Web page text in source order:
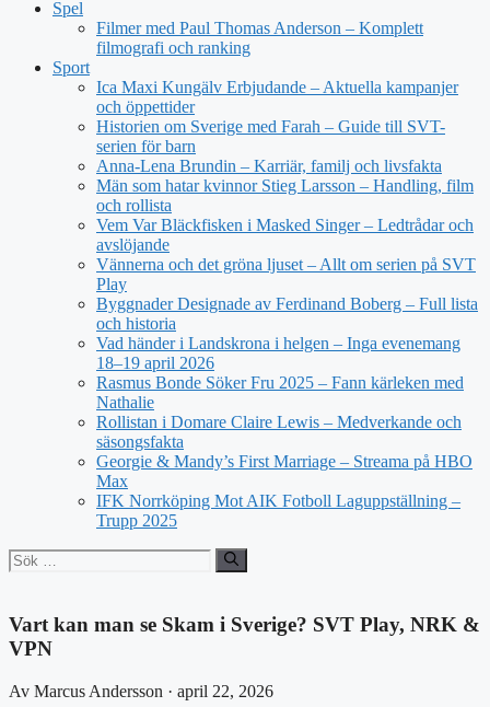
Spel
Filmer med Paul Thomas Anderson – Komplett
filmografi och ranking
Sport
Ica Maxi Kungälv Erbjudande – Aktuella kampanjer
och öppettider
Historien om Sverige med Farah – Guide till SVT-
serien för barn
Anna-Lena Brundin – Karriär, familj och livsfakta
Män som hatar kvinnor Stieg Larsson – Handling, film
och rollista
Vem Var Bläckfisken i Masked Singer – Ledtrådar och
avslöjande
Vännerna och det gröna ljuset – Allt om serien på SVT
Play
Byggnader Designade av Ferdinand Boberg – Full lista
och historia
Vad händer i Landskrona i helgen – Inga evenemang
18–19 april 2026
Rasmus Bonde Söker Fru 2025 – Fann kärleken med
Nathalie
Rollistan i Domare Claire Lewis – Medverkande och
säsongsfakta
Georgie & Mandy’s First Marriage – Streama på HBO
Max
IFK Norrköping Mot AIK Fotboll Laguppställning –
Trupp 2025
Sök
efter:
Vart kan man se Skam i Sverige? SVT Play, NRK &
VPN
Av Marcus Andersson · april 22, 2026